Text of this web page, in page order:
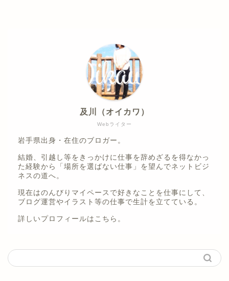
Webライター
及川（オイカワ）
岩手県出身・在住のブロガー。
結婚、引越し等をきっかけに仕事を辞めざるを得なかっ
た経験から「場所を選ばない仕事」を望んでネットビジ
ネスの道へ。
現在はのんびりマイペースで好きなことを仕事にして、
ブログ運営やイラスト等の仕事で生計を立てている。
詳しいプロフィールは こちら。